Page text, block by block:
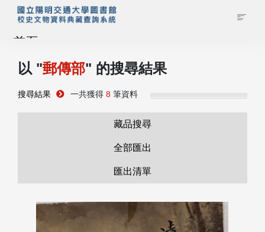
首頁
藏品查詢
管理者登入
以 "郵傳部" 的搜尋結果
搜尋結果 一共獲得 8 筆資料
藏品搜尋
全部匯出
匯出清單